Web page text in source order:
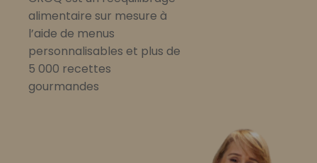
alimentaire sur mesure à
l’aide de menus
personnalisables et plus de
5 000 recettes
gourmandes